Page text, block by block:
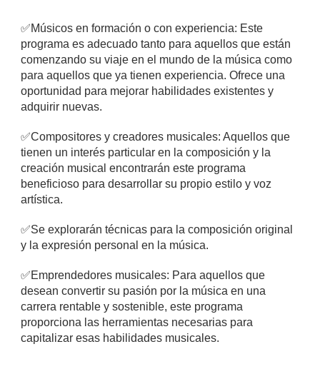
✅Músicos en formación o con experiencia: Este
programa es adecuado tanto para aquellos que están
comenzando su viaje en el mundo de la música como
para aquellos que ya tienen experiencia. Ofrece una
oportunidad para mejorar habilidades existentes y
adquirir nuevas.
✅Compositores y creadores musicales: Aquellos que
tienen un interés particular en la composición y la
creación musical encontrarán este programa
beneficioso para desarrollar su propio estilo y voz
artística.
✅Se explorarán técnicas para la composición original
y la expresión personal en la música.
✅Emprendedores musicales: Para aquellos que
desean convertir su pasión por la música en una
carrera rentable y sostenible, este programa
proporciona las herramientas necesarias para
capitalizar esas habilidades musicales.